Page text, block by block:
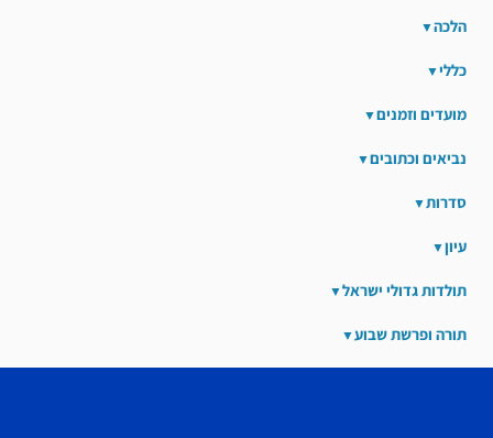
הלכה
כללי
מועדים וזמנים
נביאים וכתובים
סדרות
עיון
תולדות גדולי ישראל
תורה ופרשת שבוע